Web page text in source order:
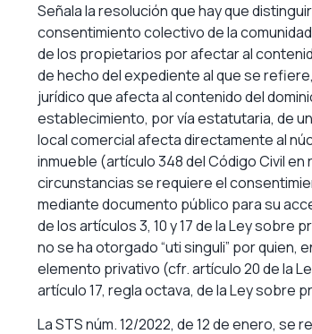
Señala la resolución que hay que
consentimiento colectivo de la
de los propietarios por afectar al
de hecho del expediente al que se
jurídico que afecta al contenido del
establecimiento, por vía estatutaria, de
local comercial afecta directamente al
inmueble (artículo 348 del Código Civil
circunstancias se requiere el
mediante documento público para su
de los artículos 3, 10 y 17 de la Ley
no se ha otorgado “uti singuli” por
elemento privativo (cfr. artículo 20 de la
artículo 17, regla octava, de la Ley sobre
La STS núm. 12/2022, de 12 de enero,